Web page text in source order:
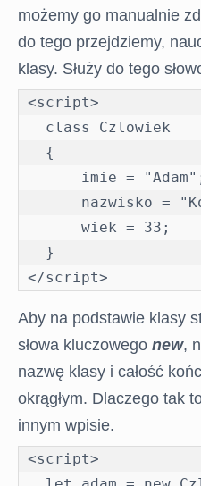
możemy go manualnie
do tego przejdziemy,
klasy. Służy do tego
<script>
</script>
Aby na podstawie klasy
słowa kluczowego new,
nazwę klasy i całość
okrągłym. Dlaczego tak
innym wpisie.
<script>